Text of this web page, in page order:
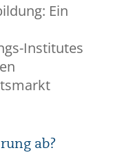
Ein
Institutes
ab?